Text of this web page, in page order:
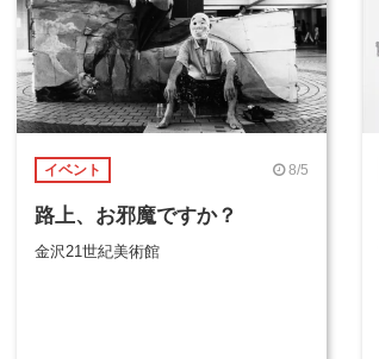
イベント 8/5
路上、お邪魔ですか？
金沢21世紀美術館